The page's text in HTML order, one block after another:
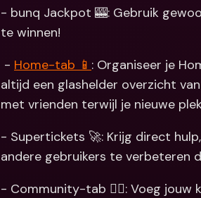
- bunq Jackpot 🎰: Gebruik
te winnen!
- Home-tab 📱 : Organiseer je
altijd een glashelder overzicht
met vrienden terwijl je nieuwe
- Supertickets 🚀: Krijg direct
andere gebruikers te verbeteren
- Community-tab 👯‍♀️: Voeg jouw